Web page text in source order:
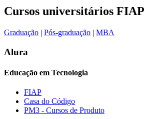
Cursos universitários FIAP
Graduação | Pós-graduação | MBA
Alura
Educação em Tecnologia
FIAP
Casa do Código
PM3 - Cursos de Produto